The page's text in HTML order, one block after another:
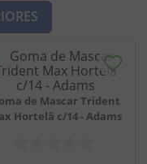
de Mascar Trident
Hortelã c/14 - Adams
biscoito
leite